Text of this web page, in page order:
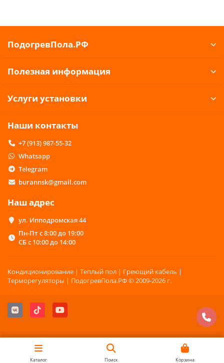
ПодогревПола.РФ
Полезная информация
Услуги установки
Наши контакты
+7 (913) 987-55-32
Whatsapp
Telegram
burannsk@gmail.com
Наш адрес
ул. Ипподромская 44
Пн-Пт с 8:00 до 19:00
СБ с 10:00 до 14:00
Кондиционирование | Теплый пол | Греющий кабель |
Терморегуляторы | ПодогревПола.РФ © 2009-2026 г.
Каталог Поиск Корзина